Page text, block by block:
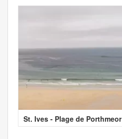
St. Ives - Plage de Porthmeor